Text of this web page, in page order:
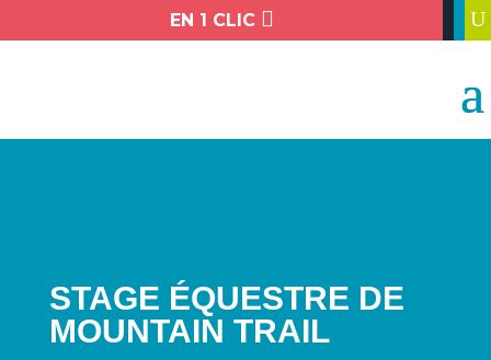
EN 1 CLIC  U
STAGE ÉQUESTRE DE
MOUNTAIN TRAIL